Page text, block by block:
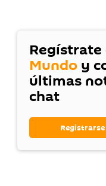
Regístrate
Mundo y
últimas
chat
Registrarse